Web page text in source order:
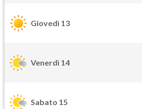
Giovedì 13
Venerdì 14
Sabato 15